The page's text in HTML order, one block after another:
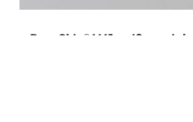
BarySkin® V61 weiß spezial